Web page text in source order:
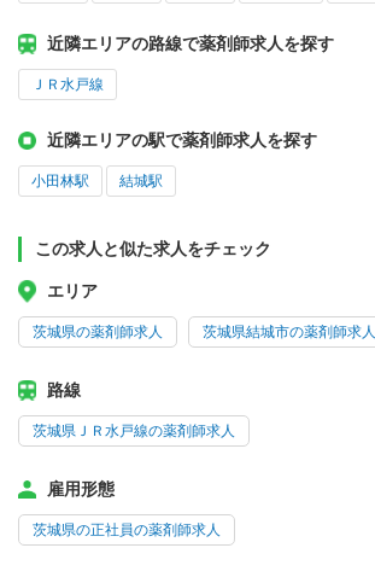
近隣エリアの路線で薬剤師求人を探す
ＪＲ水戸線
近隣エリアの駅で薬剤師求人を探す
小田林駅 結城駅
この求人と似た求人をチェック
エリア
茨城県の薬剤師求人 茨城県結城市の薬剤師求人
路線
茨城県ＪＲ水戸線の薬剤師求人
雇用形態
茨城県の正社員の薬剤師求人